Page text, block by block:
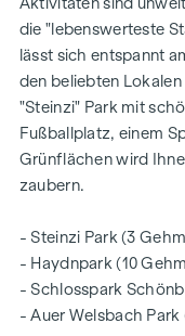
die "lebenswerteste
lässt sich entspannt
den beliebten
"Steinzi" Park mit
Fußballplatz, einem
Grünflächen wird
zaubern.
- Steinzi Park (3
- Haydnpark (10
- Schlosspark
- Auer Welsbach